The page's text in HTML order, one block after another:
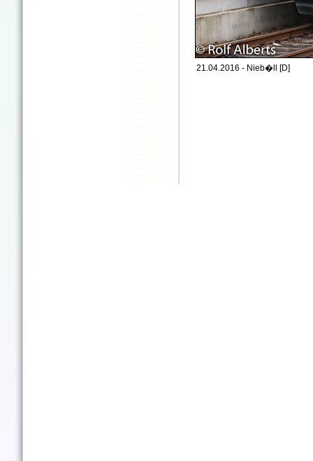
21.04.2016 - Nieb�ll [D]